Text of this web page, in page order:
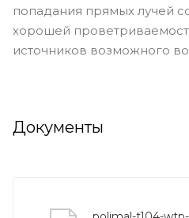
попадания прямых лучей
хорошей
источников возможного
Документы